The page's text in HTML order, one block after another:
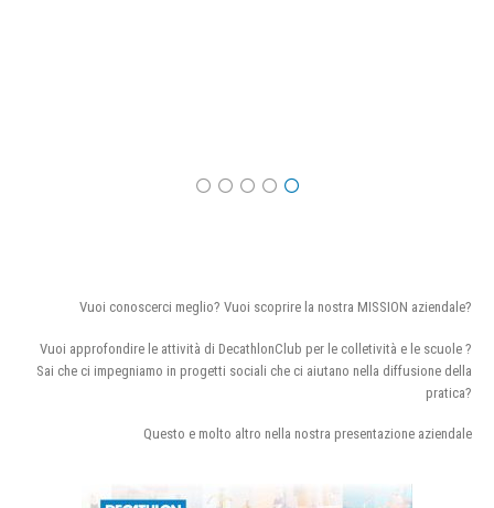
Vuoi conoscerci meglio? Vuoi scoprire la nostra MISSION aziendale?
Vuoi approfondire le attività di DecathlonClub per le colletività e le scuole ?
Sai che ci impegniamo in progetti sociali che ci aiutano nella diffusione della
pratica?
Questo e molto altro nella nostra presentazione aziendale